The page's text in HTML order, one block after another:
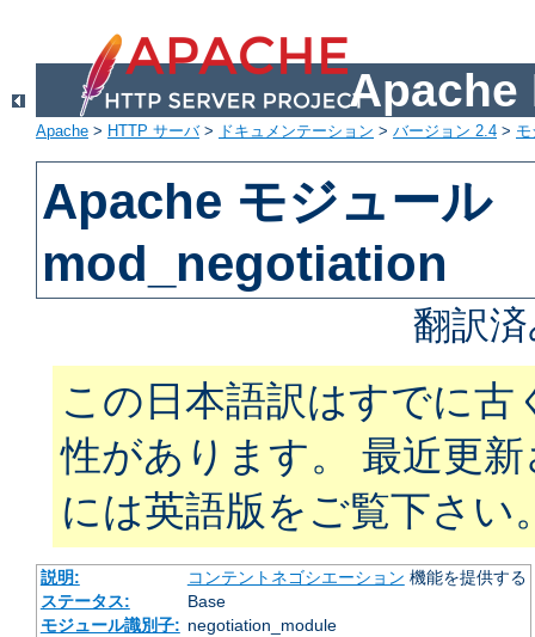
Apache
Apache > HTTP サーバ> ドキュメンテーション > バージョン 2.4 >
Apache モジュール
mod_negotiation
翻訳
この日本語訳はすでに古
性があります。 最近更
には英語版をご覧下さい
説明: コンテントネゴシエーション 機能を提供する
ステータス:
Base
モジュール識別子: negotiation_module